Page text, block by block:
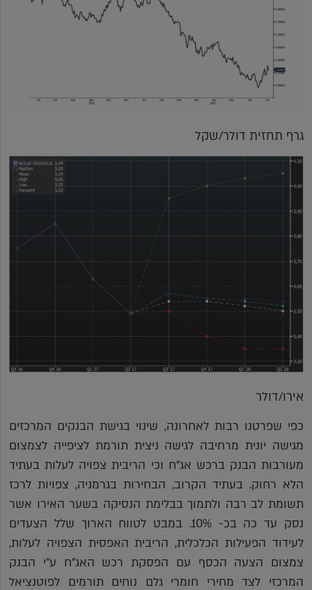
גרף תחזית דולר/שקל
אירו/דולר
כפי שפרטנו רבות לאחרונה, שינוי בגישת הבנקים המרכזים
מגישה יונית מרחיבה לגישה ניצית תורמת לציפייה לצמצום
מעורבות הבנק ברכש אג"ח וכי הריבית צפויה לעלות בעתיד
הלא רחוק. בעתיד הקרוב, הבחירות בגרמניה, צפויות לרכז
תשומת לב רבה ולתמוך בבלימת הנסיקה בשער האירו אשר
נסק עד כה בכ- 10%. במבט לטווח הארוך שלל הצעדים
לעידוד הפעילות הכלכלית, הריבית האפסית הצפויה לעלות,
צמצום הצעה הכסף עם הפסקת רכש האג"ח ע"י הבנק
המרכזי לצד מחירי חומרי גלם נוחים תורמים לפוטנציאל